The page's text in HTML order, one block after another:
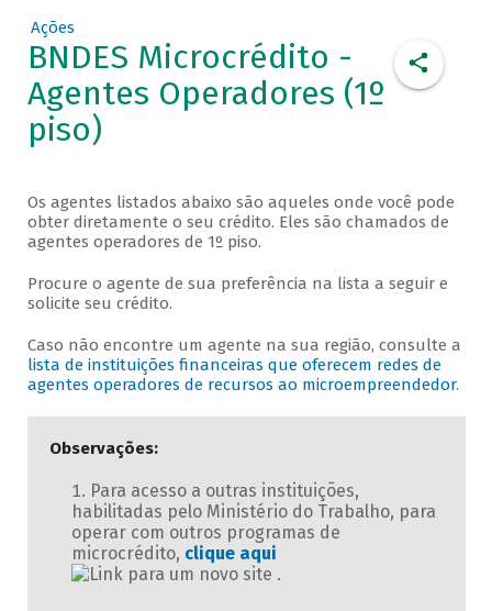
Ações
BNDES Microcrédito -
Agentes Operadores (1º
piso)
Os agentes listados abaixo são aqueles onde você pode
obter diretamente o seu crédito. Eles são chamados de
agentes operadores de 1º piso.
Procure o agente de sua preferência na lista a seguir e
solicite seu crédito.
Caso não encontre um agente na sua região, consulte a
lista de instituições financeiras que oferecem redes de
agentes operadores de recursos ao microempreendedor.
Observações:
Para acesso a outras instituições,
habilitadas pelo Ministério do Trabalho, para
operar com outros programas de
microcrédito, clique aqui
.